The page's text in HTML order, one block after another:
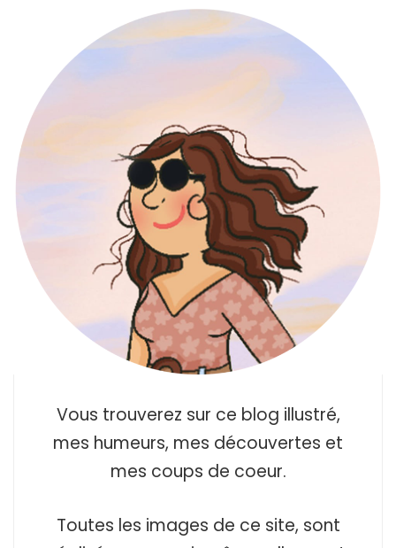
Vous trouverez sur ce blog illustré,
mes humeurs, mes découvertes et
mes coups de coeur.
Toutes les images de ce site, sont